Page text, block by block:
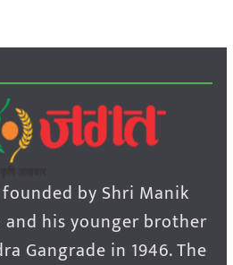
by Shri Manik
and his younger brother
Gangrade in 1946. The